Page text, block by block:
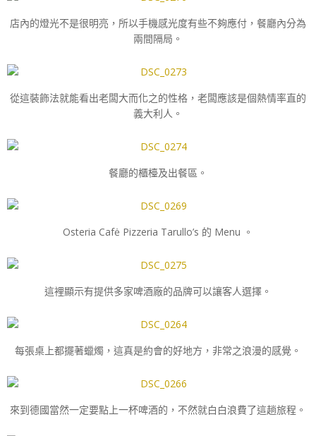
店內的燈光不是很明亮，所以手機感光度有些不夠應付，餐廳內分為
兩間隔局。
從這裝飾法就能看出老闆大而化之的性格，老闆應該是個熱情率直的
義大利人。
餐廳的櫃檯及出餐區。
Osteria Cafė Pizzeria Tarullo’s 的 Menu 。
這裡顯示有提供多家啤酒廠的品牌可以讓客人選擇。
每張桌上都擺著蠟燭，這真是約會的好地方，非常之浪漫的感覺。
來到德國當然一定要點上一杯啤酒的，不然就白白浪費了這趟旅程。